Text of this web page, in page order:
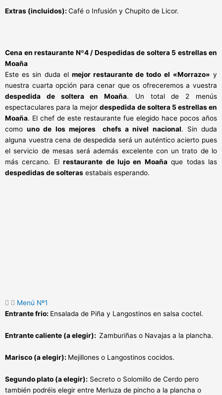
Extras (incluidos): Café o Infusión y Chupito de Licor.
Cena en restaurante Nº4 / Despedidas de soltera 5 estrellas en
Moaña
Este es sin duda el mejor restaurante de todo el «Morrazo» y
nuestra cuarta opción para cenar que os ofreceremos a vuestra
despedida de soltera en Moaña. Un total de 2 menús
espectaculares para la mejordespedida de soltera 5 estrellas en
Moaña. El chef de este restaurante fue elegido hace pocos años
comouno de los mejores chefs a nivel nacional. Sin duda
alguna vuestra cena de despedida será un auténtico acierto pues
el servicio de mesas será además excelente con un trato de lo
más cercano. Elrestaurante de lujo en Moañaque todas las
despedidas de solteras estabais esperando.
Menú Nº1
Entrante frio: Ensalada de Piña y Langostinos en salsa coctel.
Entrante caliente (a elegir): Zamburiñas o Navajas a la plancha.
Marisco (a elegir): Mejillones o Langostinos cocidos.
Segundo plato (a elegir): Secreto o Solomillo de Cerdo pero
también podréis elegir entre Merluza de pincho a la plancha o